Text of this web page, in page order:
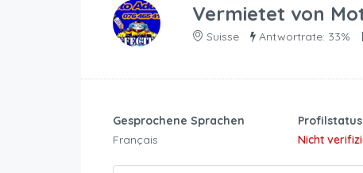
Vermietet von
Suisse Antwortrate: 33%
Gesprochene Sprachen
Français
Profilstatus
Nicht